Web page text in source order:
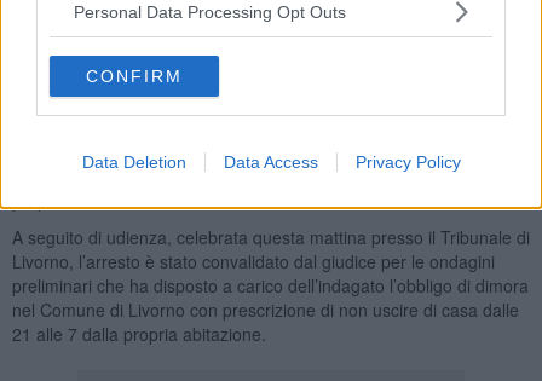
Personal Data Processing Opt Outs
CONFIRM
Data Deletion Data Access Privacy Policy
oltraggiosa. Quindi, visto il concreto pericolo per l’incolumità della
parte offesa, i carabinieri hanno proceduto ad arrestarlo in
flagranza di reato.
Al termine della identificazione dell’indagato e dopo avere
disposizione dell’autorità giudiziaria competente, l'uomo è stato
ristretto alla misura cautelare degli arresti domiciliari presso la
A seguito di udienza, celebrata questa mattina presso il Tribunale di
Livorno, l’arresto è stato convalidato dal giudice per le ondagini
preliminari che ha disposto a carico dell’indagato l’obbligo di dimora
nel Comune di Livorno con prescrizione di non uscire di casa dalle
21 alle 7 dalla propria abitazione.